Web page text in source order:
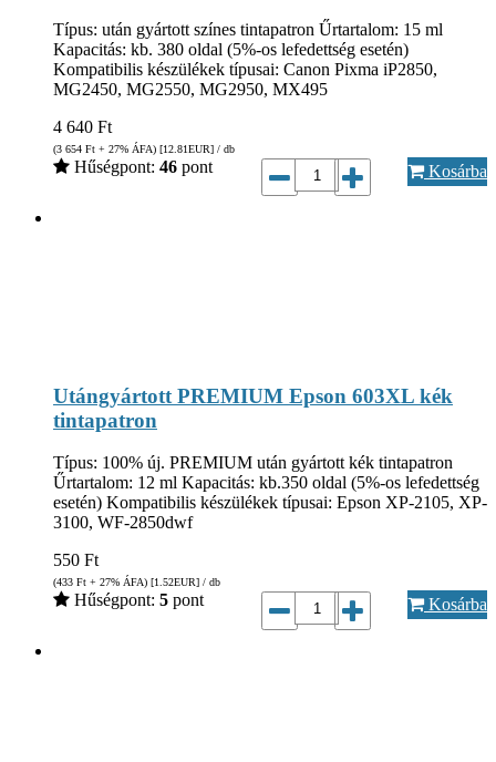
Típus: után gyártott színes tintapatron Űrtartalom: 15 ml
Kapacitás: kb. 380 oldal (5%-os lefedettség esetén)
Kompatibilis készülékek típusai: Canon Pixma iP2850,
MG2450, MG2550, MG2950, MX495
4 640 Ft
(3 654 Ft + 27% ÁFA) [12.81EUR] / db
Hűségpont: 46 pont Kosárba
Utángyártott PREMIUM Epson 603XL kék
tintapatron
Típus: 100% új. PREMIUM után gyártott kék tintapatron
Űrtartalom: 12 ml Kapacitás: kb.350 oldal (5%-os lefedettség
esetén) Kompatibilis készülékek típusai: Epson XP-2105, XP-
3100, WF-2850dwf
550 Ft
(433 Ft + 27% ÁFA) [1.52EUR] / db
Hűségpont: 5 pont Kosárba